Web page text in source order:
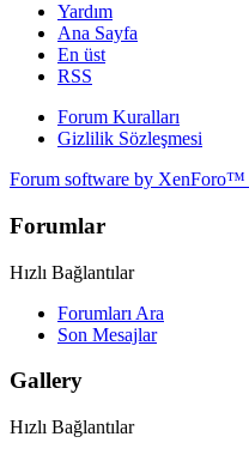
Yardım
Ana Sayfa
En üst
RSS
Forum Kuralları
Gizlilik Sözleşmesi
Forum software by XenForo™
Forumlar
Hızlı Bağlantılar
Forumları Ara
Son Mesajlar
Gallery
Hızlı Bağlantılar